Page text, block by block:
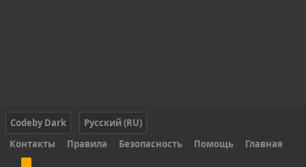
Codeby Dark
Русский (RU)
Контакты
Правила Безопасность Помощь Главная